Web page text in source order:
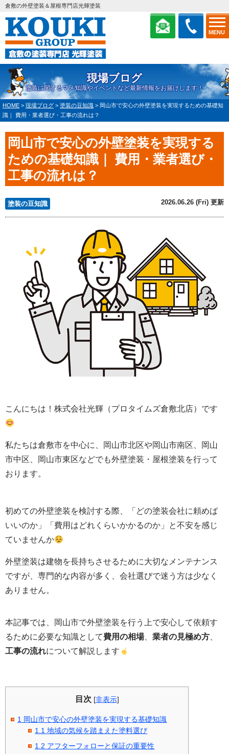
MENU
倉敷の外壁塗装＆屋根専門店光輝塗装
現場ブログ
塗装に関するマメ知識やイベントなど最新情報をお届けします！
HOME > 現場ブログ > 塗装の豆知識 > 岡山市で安心の外壁塗装を実現するための基礎知
識｜ 費用・業者選び・工事の流れは？
岡山市で安心の外壁塗装を実現する
ための基礎知識｜ 費用・業者選び・
工事の流れは？
塗装の豆知識 2026.06.26 (Fri) 更新
こんにちは！株式会社光輝（プロタイムズ倉敷北店）です
私たちは倉敷市を中心に、岡山市北区や岡山市南区、岡山
市中区、岡山市東区などでも外壁塗装・屋根塗装を行って
おります。
初めての外壁塗装を検討する際、「どの塗装会社に頼めば
いいのか」「費用はどれくらいかかるのか」と不安を感じ
ていませんか
外壁塗装は建物を長持ちさせるために大切なメンテナンス
ですが、専門的な内容が多く、会社選びで迷う方は少なく
ありません。
本記事では、岡山市で外壁塗装を行う上で安心して依頼す
るために必要な知識として費用の相場、 業者の見極め方
工事の流れについて解説します
目次 [非表示]
1 岡山市で安心の外壁塗装を実現する基礎知識
1.1 地域の気候を踏まえた塗料選び
1.2 アフターフォローと保証の重要性